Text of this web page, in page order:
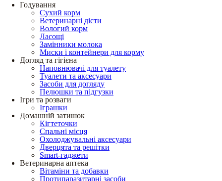
Годування
Сухий корм
Ветеринарні дієти
Вологий корм
Ласощі
Замінники молока
Миски і контейнери для корму
Догляд та гігієна
Наповнювачі для туалету
Туалети та аксесуари
Засоби для догляду
Пелюшки та підгузки
Ігри та розваги
Іграшки
Домашній затишок
Кігтеточки
Спальні місця
Охолоджувальні аксесуари
Дверцята та решітки
Smart-гаджети
Ветеринарна аптека
Вітаміни та добавки
Протипаразитарні засоби